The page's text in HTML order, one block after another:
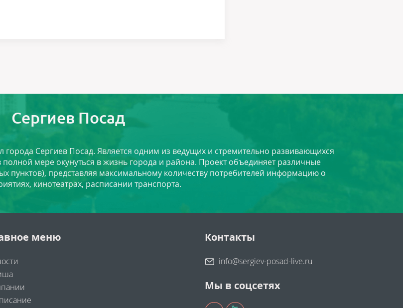
Сергиев Посад
Сергиев Посад. Является одним из ведущих и стремительно развивающихся
мере окунуться в жизнь города и района. Проект объединяет различные
пунктов), представляя максимальному количеству потребителей информацию о
кинотеатрах, расписании транспорта.
меню Контакты
info@sergiev-posad-live.ru
Мы в соцсетях